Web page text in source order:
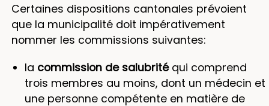
Certaines dispositions cantonales prévoient
que la municipalité doit impérativement
nommer les commissions suivantes:
la commission de salubrité qui comprend
trois membres au moins, dont un médecin et
une personne compétente en matière de